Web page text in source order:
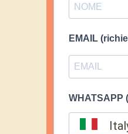
EMAIL
WHATSAPP